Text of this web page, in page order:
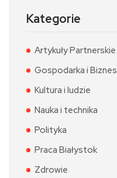
Kategorie
Artykuły Partnerskie
Gospodarka i Biznes
Kultura i ludzie
Nauka i technika
Polityka
Praca Białystok
Zdrowie